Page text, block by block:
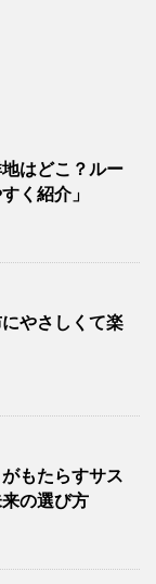
地はどこ？ルー
く紹介」
やさしくて楽
もたらすサス
の選び方